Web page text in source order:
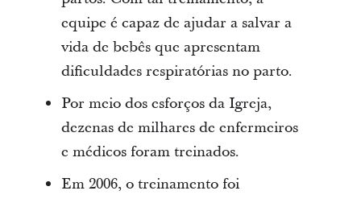
equipe é capaz de ajudar a salvar a
vida de bebês que apresentam
dificuldades respiratórias no parto.
Por meio dos esforços da Igreja,
dezenas de milhares de enfermeiros
e médicos foram treinados.
Em 2006, o treinamento foi